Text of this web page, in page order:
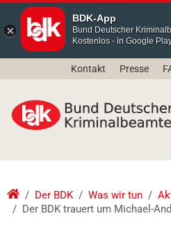
BDK-App
Bund Deutscher
Kostenlos - in Google
Kontakt Presse
Der BDK Was wir tun
Der BDK trauert um Michael-